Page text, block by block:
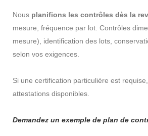
Nous planifions les contrôles dès la
mesure, fréquence par lot. Contrôles
mesure), identification des lots,
selon vos exigences.
Si une certification particulière est
attestations disponibles.
Demandez un exemple de plan de